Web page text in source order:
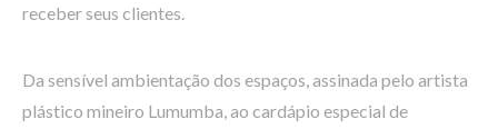
receber seus clientes.
Da sensível ambientação dos espaços, assinada pelo artista
plástico mineiro Lumumba, ao cardápio especial de